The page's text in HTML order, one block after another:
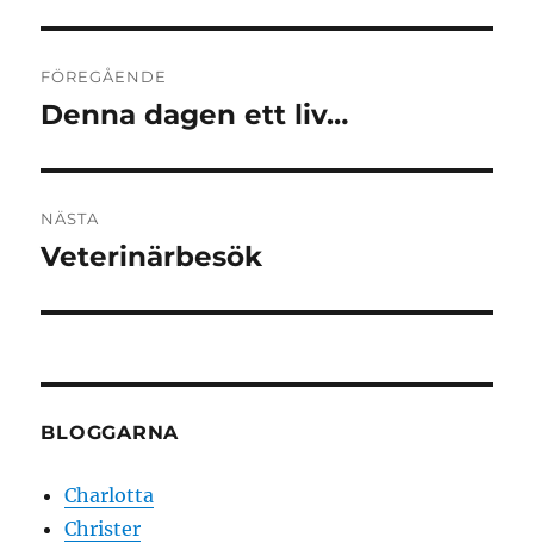
FÖREGÅENDE
Föregående
Denna dagen ett liv…
NÄSTA
Nästa
Veterinärbesök
BLOGGARNA
Charlotta
Christer